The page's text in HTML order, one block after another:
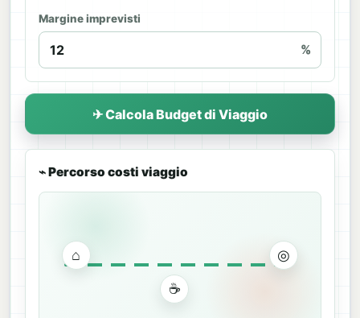
Margine imprevisti
%
✈ Calcola Budget di Viaggio
⌁ Percorso costi viaggio
✈
⌂
☕
◎